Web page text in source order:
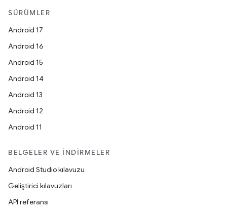
SÜRÜMLER
Android 17
Android 16
Android 15
Android 14
Android 13
Android 12
Android 11
BELGELER VE İNDIRMELER
Android Studio kılavuzu
Geliştirici kılavuzları
API referansı